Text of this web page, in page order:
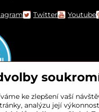
Twitter Youtube
ke zlepšení vaší
analýzu její